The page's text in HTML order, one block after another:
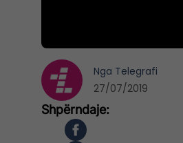
Nga Telegrafi
27/07/2019